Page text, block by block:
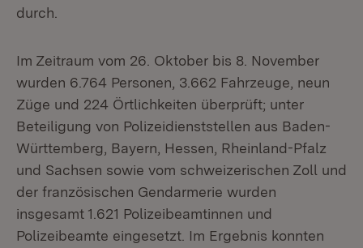
durch.
Im Zeitraum vom 26. Oktober bis 8. November
wurden 6.764 Personen, 3.662 Fahrzeuge, neun
Züge und 224 Örtlichkeiten überprüft; unter
Beteiligung von Polizeidienststellen aus Baden-
Württemberg, Bayern, Hessen, Rheinland-Pfalz
und Sachsen sowie vom schweizerischen Zoll und
der französischen Gendarmerie wurden
insgesamt 1.621 Polizeibeamtinnen und
Polizeibeamte eingesetzt. Im Ergebnis konnten